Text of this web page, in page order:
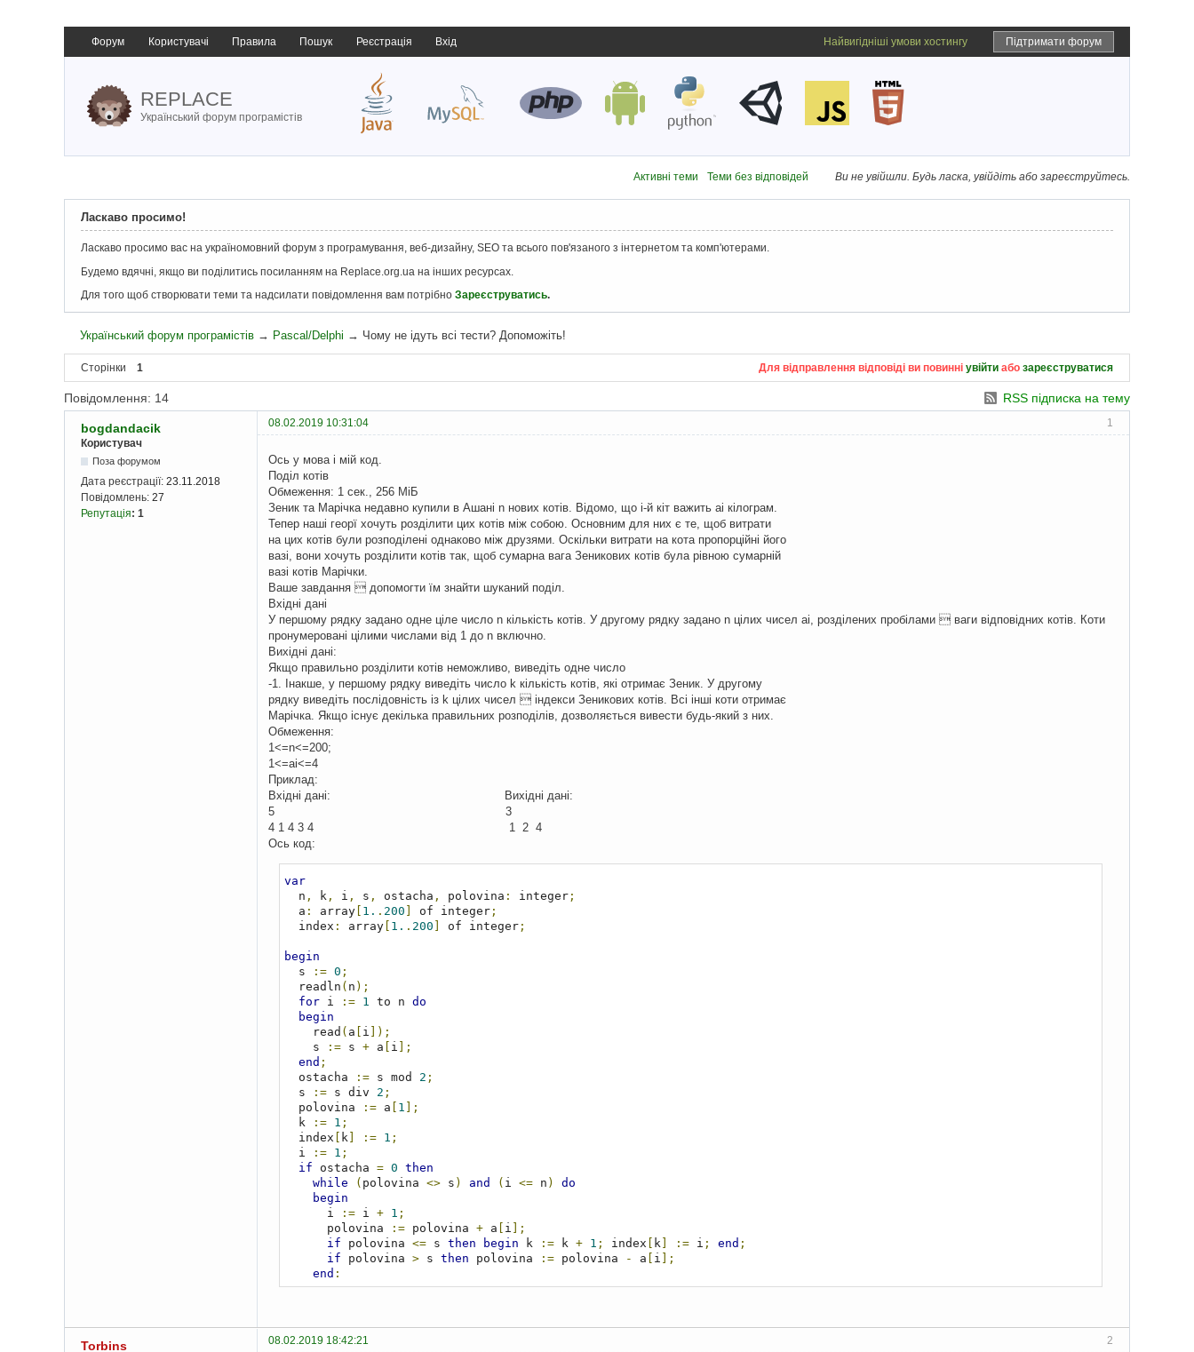
Форум Користувачі Правила Пошук Реєстрація Вхід Підтримати форум
Найвигідніші умови хостингу
REPLACE
Український форум програмістів
Ви не увійшли. Будь ласка, увійдіть або зареєструйтесь.
Активні теми Теми без відповідей
Ласкаво просимо!
Ласкаво просимо вас на україномовний форум з програмування, веб-дизайну, SEO та всього пов'язаного з інтернетом та комп'ютерами.
Будемо вдячні, якщо ви поділитись посиланням на Replace.org.ua на інших ресурсах.
Для того щоб створювати теми та надсилати повідомлення вам потрібно Зареєструватись.
Український форум програмістів → Pascal/Delphi → Чому не ідуть всі тести? Допоможіть!
Сторінки 1 Для відправлення відповіді ви повинні увійти або зареєструватися
RSS підписка на тему
Повідомлення: 14
1
bogdandacik
08.02.2019 10:31:04
Користувач
Поза форумом
Дата реєстрації: 23.11.2018
Повідомлень: 27
Репутація: 1
Ось у мова і мій код.
Подiл котiв
Обмеження: 1 сек., 256 МiБ
Зеник та Марiчка недавно купили в Ашанi n нових котiв. Вiдомо, що i-й кiт важить ai кiлограм.
Тепер нашi георї хочуть роздiлити цих котiв мiж собою. Основним для них є те, щоб витрати
на цих котiв були розподiленi однаково мiж друзями. Оскiльки витрати на кота пропорцiйнi його
вазi, вони хочуть роздiлити котiв так, щоб сумарна вага Зеникових котiв була рiвною сумарнiй
вазi котiв Марiчки.
Ваше завдання  допомогти їм знайти шуканий подiл.
Вхiднi данi
У першому рядку задано одне цiле число n кiлькiсть котiв. У другому рядку задано n цiлих чисел ai, роздiлених пробiлами  ваги вiдповiдних котiв. Коти
пронумерованi цiлими числами вiд 1 до n включно.
Вихiднi данi:
Якщо правильно роздiлити котiв неможливо, виведiть одне число
-1. Iнакше, у першому рядку виведiть число k кiлькiсть котiв, якi отримає Зеник. У другому
рядку виведiть послiдовнiсть iз k цiлих чисел  iндекси Зеникових котiв. Всi iншi коти отримає
Марiчка. Якщо iснує декiлька правильних розподiлiв, дозволяється вивести будь-який з них.
Обмеження:
1<=n<=200;
1<=ai<=4
Приклад:
Вхідні дані: Вихідні дані:
5 3
4 1 4 3 4 1 2 4
Ось код:
var
  n
, k, i , s , ostacha , polovina : integer;
  a
: array[ 1. . 200 of integer;
  index
: array[ 1. . 200 of integer;
begin
  s
:= 0 ;
  readln
( n );
for i := 1 to n do
begin
    read
( a i ]);
    s
:= s + a i ];
end ;
  ostacha
:= s mod 2 ;
  s
:= s div 2 ;
  polovina
:= a 1 ];
  k
:= 1 ;
  index
k] := 1 ;
  i
:= 1 ;
if ostacha = 0 then
while
( polovina <> s ) and ( i <= n )
do
begin
      i
:= i + 1 ;
      polovina
:= polovina + a i ];
if polovina <= s then begin k := k + 1 ; index k] := i ; end ;
if polovina > s then polovina := polovina - a i ];
end ;
if (ostacha <> 0) or (polovina < s) then write(-1) else begin
end;
end.
2
Torbins 08.02.2019 18:42:21